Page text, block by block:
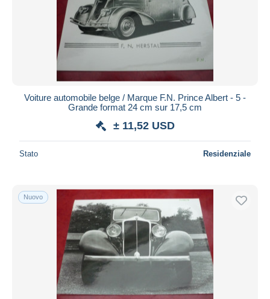
Voiture automobile belge / Marque F.N. Prince Albert - 5 -
Grande format 24 cm sur 17,5 cm
± 11,52 USD
Stato Residenziale
Nuovo